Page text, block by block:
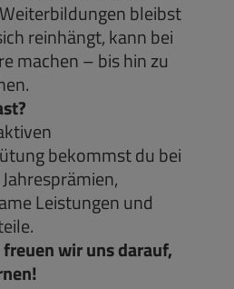
bleibst
reinhängt, kann bei
machen – bis hin zu
bekommst du bei
Leistungen und
wir uns darauf,